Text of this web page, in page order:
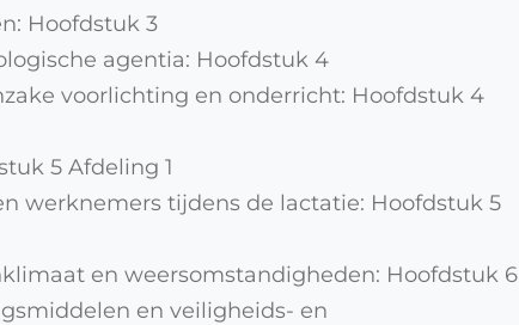
Hoofdstuk 3
agentia: Hoofdstuk 4
voorlichting en onderricht: Hoofdstuk 4
5 Afdeling 1
werknemers tijdens de lactatie: Hoofdstuk 5
en weersomstandigheden: Hoofdstuk 6
en veiligheids- en